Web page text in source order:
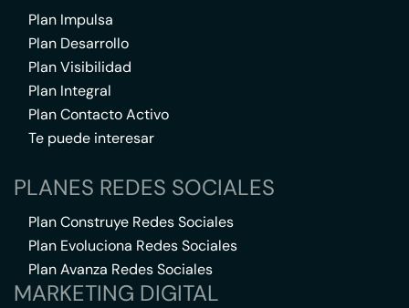
Plan Impulsa
Plan Desarrollo
Plan Visibilidad
Plan Integral
Plan Contacto Activo
Te puede interesar
PLANES REDES SOCIALES
Plan Construye Redes Sociales
Plan Evoluciona Redes Sociales
Plan Avanza Redes Sociales
MARKETING DIGITAL